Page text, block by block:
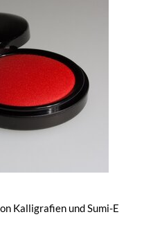
Kalligrafien und Sumi-E